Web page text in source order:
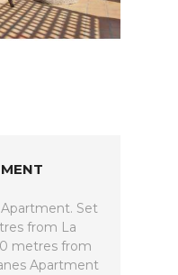
Set
from La
metres from
Apartment